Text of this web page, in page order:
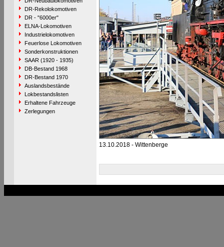
DR-Rekolokomotiven
DR - "6000er"
ELNA-Lokomotiven
Industrielokomotiven
Feuerlose Lokomotiven
Sonderkonstruktionen
SAAR (1920 - 1935)
DB-Bestand 1968
DR-Bestand 1970
Auslandsbestände
Lokbestandslisten
Erhaltene Fahrzeuge
Zerlegungen
13.10.2018 - Wittenberge